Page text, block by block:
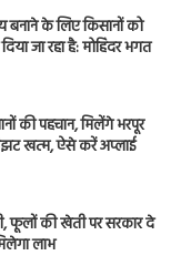
बनाने के लिए किसानों को
जा रहा है: मोहिंदर भगत
की पहचान, मिलेंगे भरपूर
खत्म, ऐसे करें अप्लाई
फूलों की खेती पर सरकार दे
लाभ